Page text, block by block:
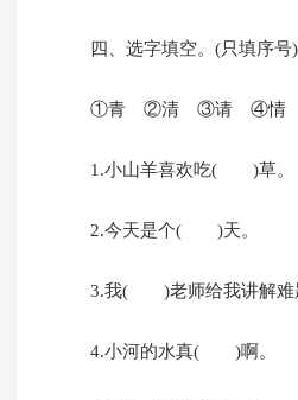
四、选字填空。(只填序号
①青 ②清 ③请 ④情
1.小山羊喜欢吃( )草。
2.今天是个( )天。
3.我( )老师给我讲解难
4.小河的水真( )啊。